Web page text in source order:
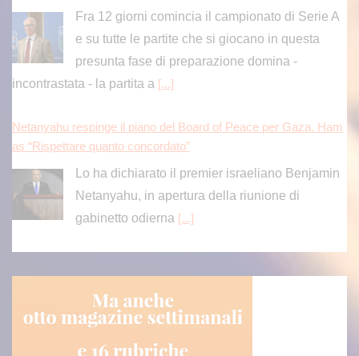
Fra 12 giorni comincia il campionato di Serie A
e su tutte le partite che si giocano in questa
presunta fase di preparazione domina -
incontrastata - la partita a [...]
Netanyahu respinge il piano del Board of Peace per Gaza. Ham
as “Rispettare quanto concordato”
Lo ha dichiarato il premier israeliano Benjamin
Netanyahu, in apertura della riunione di
gabinetto odierna [...]